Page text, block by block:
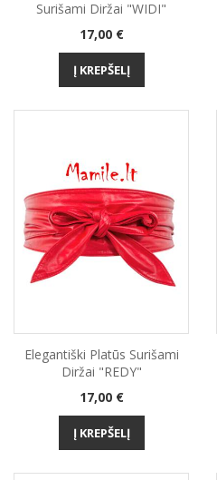
Surišami Diržai "WIDI"
Kaina
17,00 €
Į KREPŠELĮ
Elegantiški Platūs Surišami
Diržai "REDY"
Kaina
17,00 €
Į KREPŠELĮ